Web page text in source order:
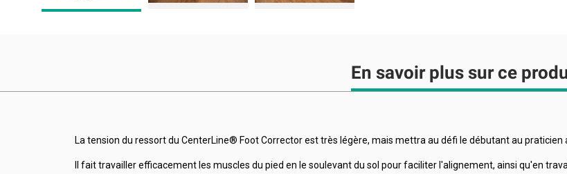
En savoir plus sur ce
La tension du ressort du CenterLine® Foot Corrector est très légère, mais mettra au défi le débutant au praticien
Il fait travailler efficacement les muscles du pied en le soulevant du sol pour faciliter l'alignement, ainsi qu'en